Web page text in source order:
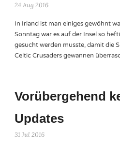
24 Aug 2016
In Irland ist man einiges gewöhnt
Sonntag war es auf der Insel so
gesucht werden musste, damit die
Celtic Crusaders gewannen
Vorübergehend
Updates
31 Jul 2016